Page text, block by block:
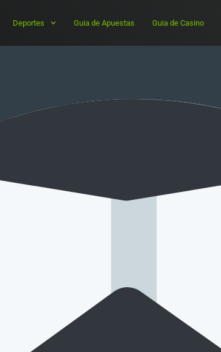
Deportes Guia de Apuestas Guia de Casino